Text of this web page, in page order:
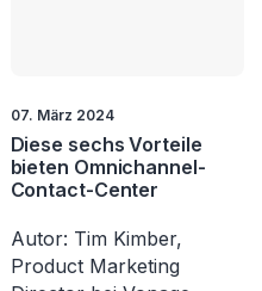
07. März 2024
Diese sechs Vorteile
bieten Omnichannel-
Contact-Center
Autor: Tim Kimber,
Product Marketing